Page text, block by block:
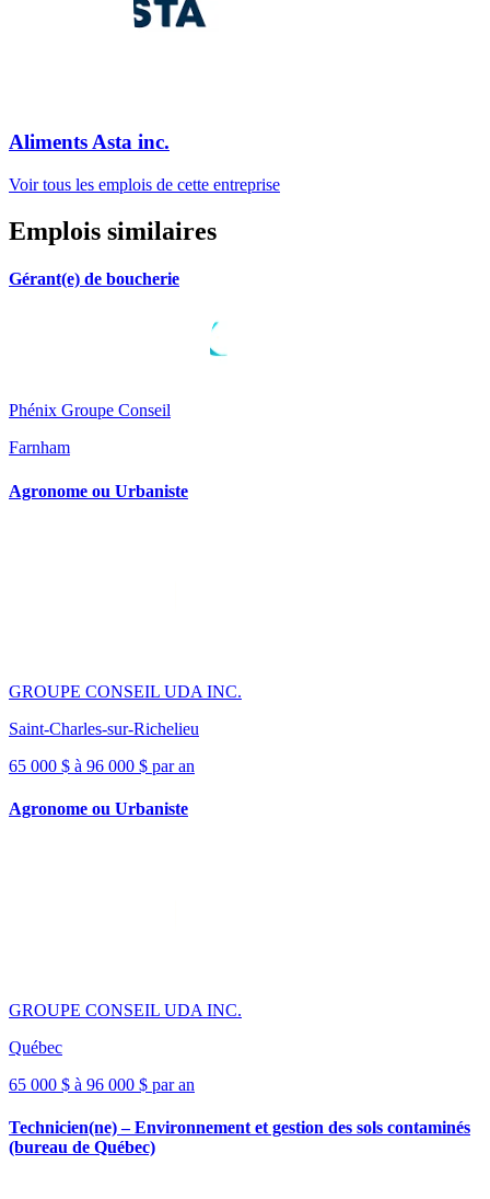
Aliments Asta inc.
Voir tous les emplois de cette entreprise
Emplois similaires
Gérant(e) de boucherie
Phénix Groupe Conseil
Farnham
Agronome ou Urbaniste
GROUPE CONSEIL UDA INC.
Saint-Charles-sur-Richelieu
65 000 $ à 96 000 $ par an
Agronome ou Urbaniste
GROUPE CONSEIL UDA INC.
Québec
65 000 $ à 96 000 $ par an
Technicien(ne) – Environnement et gestion des sols contaminés
(bureau de Québec)